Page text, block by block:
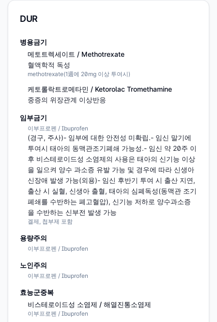
DUR
병용금기
메토트렉세이트 / Methotrexate
혈액학적 독성
methotrexate(1週에 20mg 이상 투여시)
케토롤락트로메타민 / Ketorolac Tromethamine
중증의 위장관계 이상반응
임부금기
이부프로펜 / Ibuprofen
(경구, 주사)- 임부에 대한 안전성 미확립.- 임신 말기에
투여시 태아의 동맥관조기폐쇄 가능성.- 임신 약 20주 이
후 비스테로이드성 소염제의 사용은 태아의 신기능 이상
을 일으켜 양수 과소증 유발 가능 및 경우에 따라 신생아
신장애 발생 가능(외용)- 임신 후반기 투여 시 출산 지연,
출산 시 실혈, 신생아 출혈, 태아의 심폐독성(동맥관 조기
폐쇄를 수반하는 폐고혈압), 신기능 저하로 양수과소증
을 수반하는 신부전 발생 가능
겔제, 첩부제 포함
용량주의
이부프로펜 / Ibuprofen
노인주의
이부프로펜 / Ibuprofen
효능군중복
비스테로이드성 소염제 / 해열진통소염제
이부프로펜 / Ibuprofen